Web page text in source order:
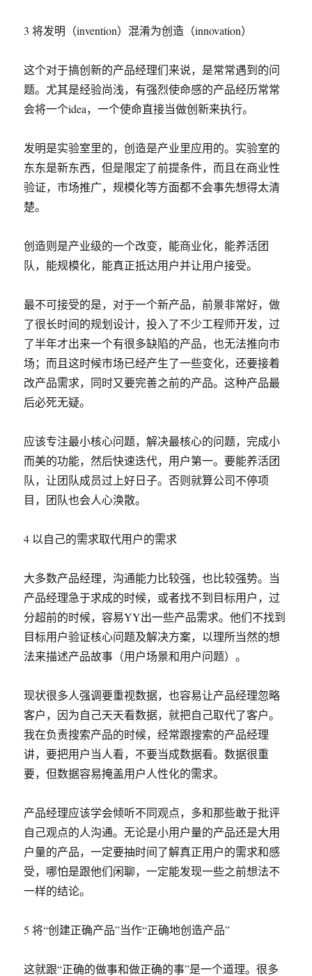
3 将发明（invention）混淆为创造（innovation）
这个对于搞创新的产品经理们来说，是常常遇到的问
题。尤其是经验尚浅，有强烈使命感的产品经历常常
会将一个idea，一个使命直接当做创新来执行。
发明是实验室里的，创造是产业里应用的。实验室的
东东是新东西，但是限定了前提条件，而且在商业性
验证，市场推广，规模化等方面都不会事先想得太清
楚。
创造则是产业级的一个改变，能商业化，能养活团
队，能规模化，能真正抵达用户并让用户接受。
最不可接受的是，对于一个新产品，前景非常好，做
了很长时间的规划设计，投入了不少工程师开发，过
了半年才出来一个有很多缺陷的产品，也无法推向市
场；而且这时候市场已经产生了一些变化，还要接着
改产品需求，同时又要完善之前的产品。这种产品最
后必死无疑。
应该专注最小核心问题，解决最核心的问题，完成小
而美的功能，然后快速迭代，用户第一。要能养活团
队，让团队成员过上好日子。否则就算公司不停项
目，团队也会人心涣散。
4 以自己的需求取代用户的需求
大多数产品经理，沟通能力比较强，也比较强势。当
产品经理急于求成的时候，或者找不到目标用户，过
分超前的时候，容易YY出一些产品需求。他们不找到
目标用户验证核心问题及解决方案，以理所当然的想
法来描述产品故事（用户场景和用户问题）。
现状很多人强调要重视数据，也容易让产品经理忽略
客户，因为自己天天看数据，就把自己取代了客户。
我在负责搜索产品的时候，经常跟搜索的产品经理
讲，要把用户当人看，不要当成数据看。数据很重
要，但数据容易掩盖用户人性化的需求。
产品经理应该学会倾听不同观点，多和那些敢于批评
自己观点的人沟通。无论是小用户量的产品还是大用
户量的产品，一定要抽时间了解真正用户的需求和感
受，哪怕是跟他们闲聊，一定能发现一些之前想法不
一样的结论。
5 将“创建正确产品”当作“正确地创造产品”
这就跟“正确的做事和做正确的事”是一个道理。很多